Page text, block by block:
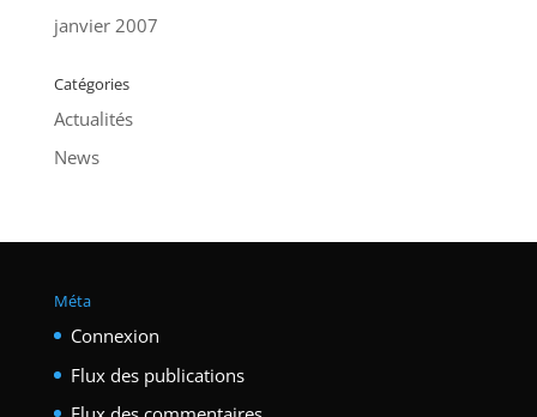
janvier 2007
Catégories
Actualités
News
Méta
Connexion
Flux des publications